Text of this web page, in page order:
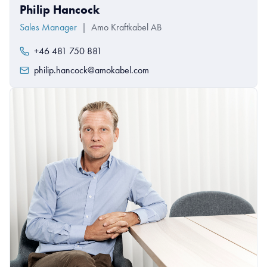
Philip Hancock
Sales Manager | Amo Kraftkabel AB
+46 481 750 881
philip.hancock@amokabel.com